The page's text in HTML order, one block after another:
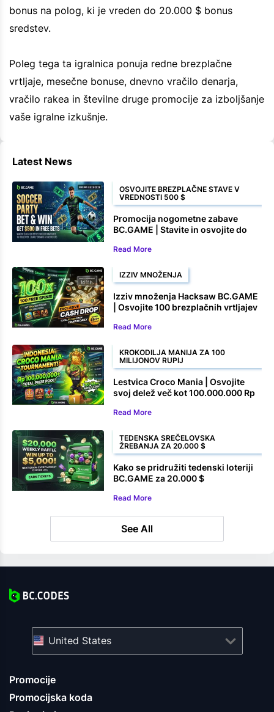
bonus na polog, ki je vreden do 20.000 $ bonus
sredstev.
Poleg tega ta igralnica ponuja redne brezplačne
vrtljaje, mesečne bonuse, dnevno vračilo denarja,
vračilo rakea in številne druge promocije za izboljšanje
vaše igralne izkušnje.
Latest News
OSVOJITE BREZPLAČNE STAVE V
VREDNOSTI 500 $
Promocija nogometne zabave
BC.GAME | Stavite in osvojite do
Read More
IZZIV MNOŽENJA
Izziv množenja Hacksaw BC.GAME
| Osvojite 100 brezplačnih vrtljajev
Read More
KROKODILJA MANIJA ZA 100
MILIJONOV RUPIJ
Lestvica Croco Mania | Osvojite
svoj delež več kot 100.000.000 Rp
Read More
TEDENSKA SREČELOVSKA
ŽREBANJA ZA 20.000 $
Kako se pridružiti tedenski loteriji
BC.GAME za 20.000 $
Read More
See All
Promocije
Promocijska koda
United States